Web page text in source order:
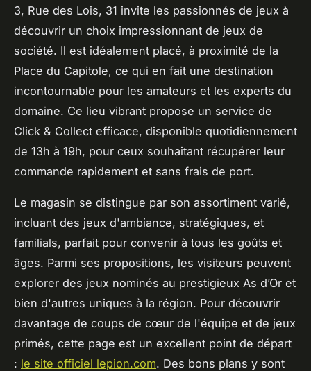
3, Rue des Lois, 31 invite les passionnés de jeux à
découvrir un choix impressionnant de jeux de
société. Il est idéalement placé, à proximité de la
Place du Capitole, ce qui en fait une destination
incontournable pour les amateurs et les experts du
domaine. Ce lieu vibrant propose un service de
Click & Collect efficace, disponible quotidiennement
de 13h à 19h, pour ceux souhaitant récupérer leur
commande rapidement et sans frais de port.
Le magasin se distingue par son assortiment varié,
incluant des jeux d'ambiance, stratégiques, et
familials, parfait pour convenir à tous les goûts et
âges. Parmi ses propositions, les visiteurs peuvent
explorer des jeux nominés au prestigieux As d’Or et
bien d'autres uniques à la région. Pour découvrir
davantage de coups de cœur de l'équipe et de jeux
primés, cette page est un excellent point de départ
: le site officiel lepion.com. Des bons plans y sont